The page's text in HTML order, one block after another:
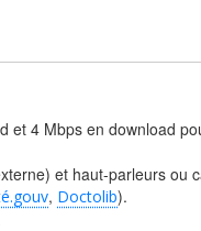
et 4 Mbps en download
et haut-parleurs ou
, Doctolib).